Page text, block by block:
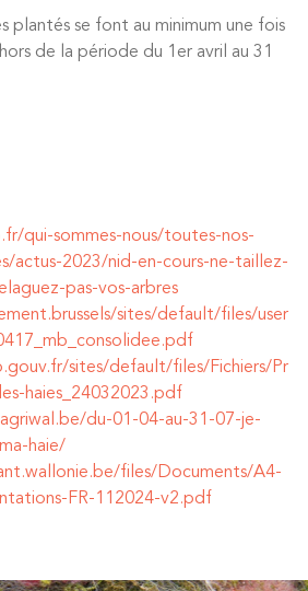
plantés se font au minimum une fois
de la période du 1er avril au 31
qui-sommes-nous/toutes-nos-
actus-2023/nid-en-cours-ne-taillez-
pas-vos-arbres
sites/default/files/user
sites/default/files/Fichiers/Pr
haies_24032023.pdf
du-01-04-au-31-07-je-
haie/
files/Documents/A4-
FR-112024-v2.pdf